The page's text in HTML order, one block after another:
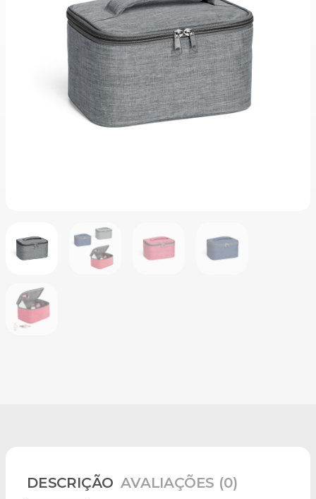
DESCRIÇÃO AVALIAÇÕES (0)